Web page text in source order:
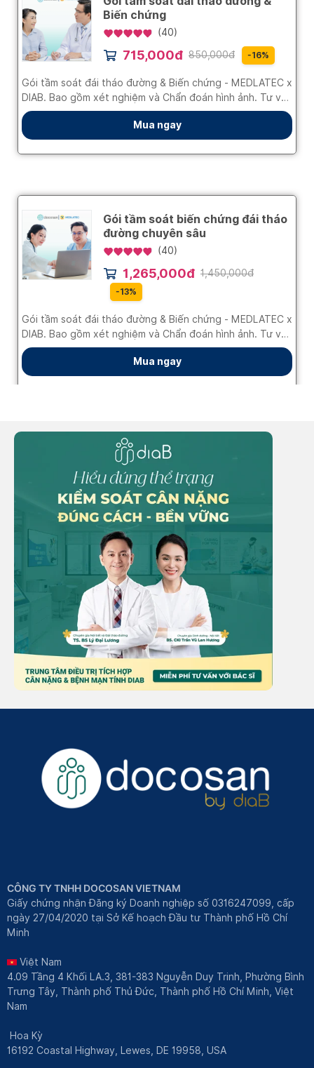
CÔNG TY TNHH DOCOSAN VIETNAM
Giấy chứng nhận Đăng ký Doanh nghiệp số 0316247099, cấp
ngày 27/04/2020 tại Sở Kế hoạch Đầu tư Thành phố Hồ Chí
Minh
Việt Nam
4.09 Tầng 4 Khối LA.3, 381-383 Nguyễn Duy Trinh, Phường Bình
Trưng Tây, Thành phố Thủ Đức, Thành phố Hồ Chí Minh, Việt
Nam
Hoa Kỳ
16192 Coastal Highway, Lewes, DE 19958, USA